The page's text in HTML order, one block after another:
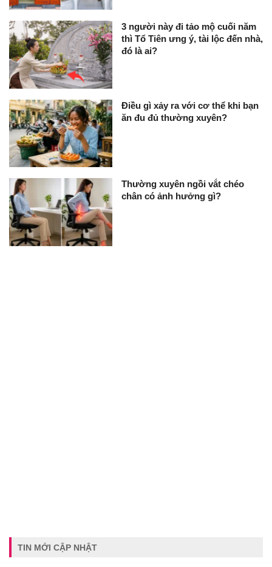
3 người này đi tảo mộ cuối năm
thì Tổ Tiên ưng ý, tài lộc đến nhà,
đó là ai?
Điều gì xảy ra với cơ thể khi bạn
ăn đu đủ thường xuyên?
Thường xuyên ngồi vắt chéo
chân có ảnh hưởng gì?
TIN MỚI CẬP NHẬT